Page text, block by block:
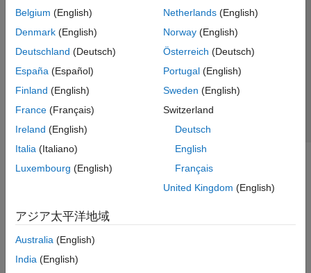
Belgium (English)
Denmark (English)
Deutschland (Deutsch)
España (Español)
Finland (English)
France (Français)
Ireland (English)
Italia (Italiano)
Luxembourg (English)
Netherlands(English)
Norway(English)
Österreich (Deutsch)
Portugal(English)
Sweden (English)
Switzerland
Deutsch
English
Français
United Kingdom (English)
アジア太平洋地域
Australia (English)
India (English)
トラストセンター
プライバシー ポリシー
違法コピー防止
アプリケーション ステータス
© 1994-2026 The MathWorks, Inc.